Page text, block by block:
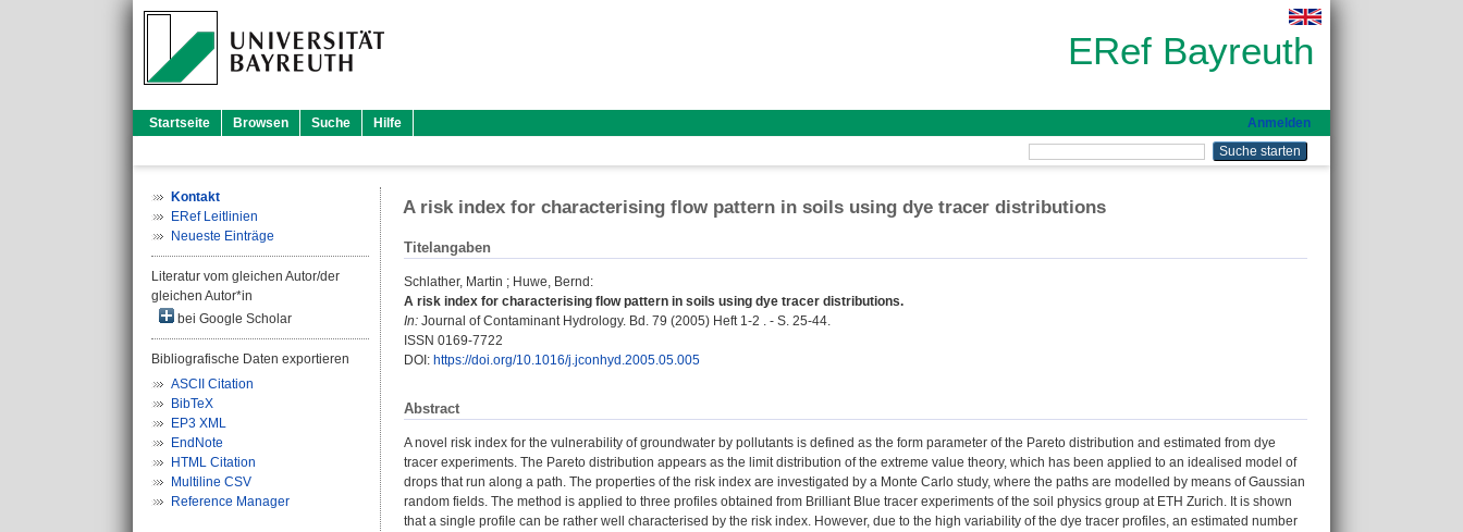
ERef Bayreuth
Startseite Browsen Suche Hilfe Anmelden
Kontakt
ERef Leitlinien
Neueste Einträge
Literatur vom gleichen Autor/der
gleichen Autor*in
bei Google Scholar
Bibliografische Daten exportieren
ASCII Citation
BibTeX
EP3 XML
EndNote
HTML Citation
Multiline CSV
Reference Manager
A risk index for characterising flow pattern in soils using dye tracer distributions
Titelangaben
Schlather, Martin ; Huwe, Bernd :
A risk index for characterising flow pattern in soils using dye tracer distributions.
In: Journal of Contaminant Hydrology. Bd. 79 (2005) Heft 1-2 . - S. 25-44.
ISSN 0169-7722
DOI: https://doi.org/10.1016/j.jconhyd.2005.05.005
Abstract
A novel risk index for the vulnerability of groundwater by pollutants is defined as the form parameter of the Pareto distribution and estimated from dye
tracer experiments. The Pareto distribution appears as the limit distribution of the extreme value theory, which has been applied to an idealised model of
drops that run along a path. The properties of the risk index are investigated by a Monte Carlo study, where the paths are modelled by means of Gaussian
random fields. The method is applied to three profiles obtained from Brilliant Blue tracer experiments of the soil physics group at ETH Zurich. It is shown
that a single profile can be rather well characterised by the risk index. However, due to the high variability of the dye tracer profiles, an estimated number